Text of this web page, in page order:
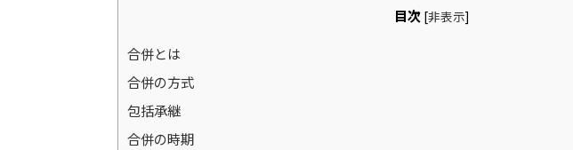
目次 [非表示]
合併とは
合併の方式
包括承継
合併の時期